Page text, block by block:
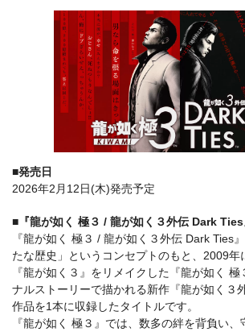
■発売日
2026年2月12日(木)発売予定
■『龍が如く 極３ / 龍が如く３外伝 Dark
『龍が如く 極３ / 龍が如く３外伝 Dark Ties
たな歴史」というコンセプトのもと、2009年
『龍が如く３』をリメイクした『龍が如く
ナルストーリーで描かれる新作『龍が如く３
作品を1本に収録したタイトルです。
『龍が如く 極３』では、数多の絆を背負い